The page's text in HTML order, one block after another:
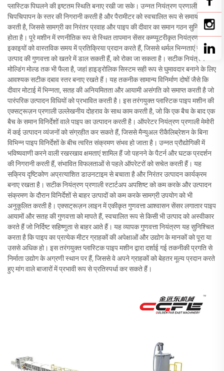
प्लास्टिक पिघलने की इष्टतम स्थिति बनाए रखी जा सके। उन्नत नियंत्रण प्रणाली
चिपचिपापन के स्तर की निगरानी करती है और पैरामीटर को स्वचालित रूप से समायोजित
करती है, जिससे सामग्री का निरंतर प्रवाह और पाइप की दीवार का समान गठन सुनिश्चित
होता है। पूरे मशीन में रणनीतिक रूप से स्थित तापमान सेंसर कम्प्यूटरीकृत नियंत्रण
इकाइयों को वास्तविक समय में प्रतिक्रिया प्रदान करते हैं, जिससे थर्मल भिन्नताएं जो
उत्पाद की गुणवत्ता को खतरे में डाल सकती हैं, को रोका जा सकता है। सटीक नियंत्रण
मोल्डिंग मोल्ड तक भी फैला है, जहां हाइड्रोलिक सिस्टम सही रूप से घुमावदार बनाने के लिए
आवश्यक सटीक दबाव स्तर बनाए रखते हैं। यह तकनीक सामान्य विनिर्माण दोषों जैसे कि
दीवार मोटाई में भिन्नता, सतह की अनियमितता और आयामी असंगति को समाप्त करती है जो
पारंपरिक उत्पादन विधियों को प्रभावित करती है। इस तरंगयुक्त प्लास्टिक पाइप मशीन की
एक्सट्रूज़न प्रणाली उल्लेखनीय दोहराव के साथ काम करती है, जो कि एक बैच के बाद एक
बैच के समान विनिर्देशों वाले पाइप का उत्पादन करती है। ऑपरेटर नियंत्रण प्रणाली मेमोरी
में कई उत्पादन व्यंजनों को संग्रहीत कर सकते हैं, जिससे मैन्युअल रीकैलिब्रेशन के बिना
विभिन्न पाइप विनिर्देशों के बीच त्वरित संक्रमण संभव हो जाता है। उन्नत प्रौद्योगिकी में
भविष्यवाणी करने वाली रखरखाव क्षमताएं शामिल हैं जो पहनने के पैटर्न और घटक प्रदर्शन
की निगरानी करती हैं, संभावित विफलताओं से पहले ऑपरेटरों को सचेत करती हैं। यह
सक्रिय दृष्टिकोण अप्रत्याशित डाउनटाइम से बचाता है और निरंतर उत्पादन कार्यक्रम
बनाए रखता है। सटीक नियंत्रण प्रणाली स्टार्टअप अपशिष्ट को कम करके और उत्पादन
संक्रमण के दौरान विनिर्देशों से बाहर उत्पादों को कम करके सामग्री उपयोग को भी
अनुकूलित करती है। एक्सट्रूज़न लाइन में एकीकृत गुणवत्ता आश्वासन सेंसर लगातार पाइप
आयामों और सतह की गुणवत्ता को मापते हैं, स्वचालित रूप से किसी भी उत्पाद को अस्वीकार
करते हैं जो निर्दिष्ट सहिष्णुता से बाहर आते हैं। यह व्यापक गुणवत्ता नियंत्रण यह सुनिश्चित
करता है कि पाइप का प्रत्येक मीटर ग्राहकों की अपेक्षाओं और उद्योग के मानकों को पूरा या
उससे अधिक हो। इस तरंगयुक्त प्लास्टिक पाइप मशीन द्वारा दर्शाई गई तकनीकी प्रगति से
निर्माता उद्योग के अग्रणी स्थान पर हैं, जिससे वे अपने ग्राहकों को बेहतर मूल्य प्रदान करते
हुए मांग वाले बाजारों में प्रभावी रूप से प्रतिस्पर्धा कर सकते हैं।